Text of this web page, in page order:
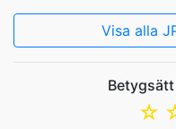
Visa alla
☆